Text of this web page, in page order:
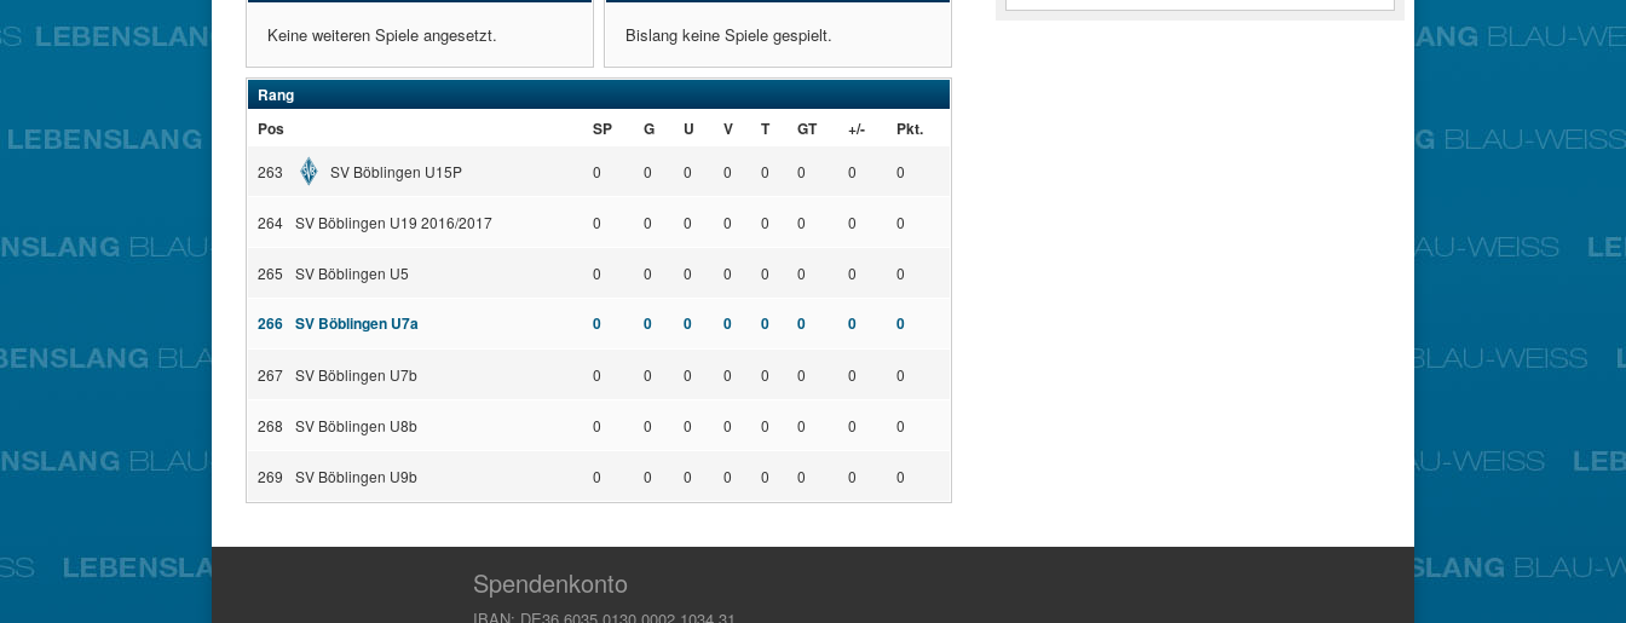
Keine weiteren Spiele angesetzt. Bislang keine Spiele gespielt.
Rang
Pos
SP G U V T GT +/- Pkt.
263 SV Böblingen U15P 0 0 0 0 0 0 0 0
264 SV Böblingen U19 2016/2017 0 0 0 0 0 0 0 0
265 SV Böblingen U5 0 0 0 0 0 0 0 0
266 SV Böblingen U7a 0 0 0 0 0 0 0 0
267 SV Böblingen U7b 0 0 0 0 0 0 0 0
268 SV Böblingen U8b 0 0 0 0 0 0 0 0
269 SV Böblingen U9b 0 0 0 0 0 0 0 0
Spendenkonto